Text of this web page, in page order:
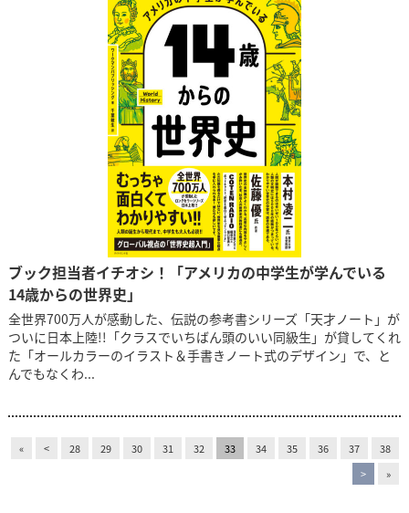
ブック担当者イチオシ！「アメリカの中学生が学んでいる
14歳からの世界史」
全世界700万人が感動した、伝説の参考書シリーズ「天才ノート」が
ついに日本上陸!!「クラスでいちばん頭のいい同級生」が貸してくれ
た「オールカラーのイラスト＆手書きノート式のデザイン」で、と
んでもなくわ...
« < 28 29 30 31 32 33 34 35 36 37
38
>
»